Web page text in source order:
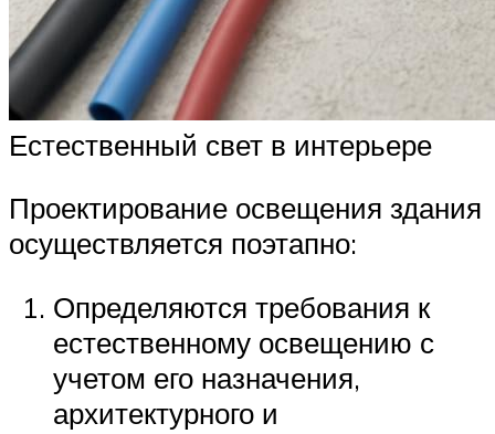
Естественный свет в интерьере
Проектирование освещения здания
осуществляется поэтапно:
Определяются требования к
естественному освещению с
учетом его назначения,
архитектурного и